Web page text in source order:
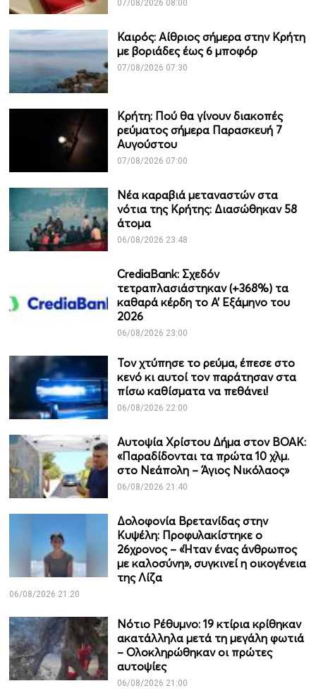
07/08/2026 08:00
Καιρός: Αίθριος σήμερα στην Κρήτη
με βοριάδες έως 6 μποφόρ
07/08/2026 07:30
Κρήτη: Πού θα γίνουν διακοπές
ρεύματος σήμερα Παρασκευή 7
Αυγούστου
07/08/2026 07:00
Νέα καραβιά μεταναστών στα
νότια της Κρήτης: Διασώθηκαν 58
άτομα
06/08/2026 23:48
CrediaBank: Σχεδόν
τετραπλασιάστηκαν (+368%) τα
καθαρά κέρδη το Α’ Εξάμηνο του
2026
06/08/2026 23:00
Τον χτύπησε το ρεύμα, έπεσε στο
κενό κι αυτοί τον παράτησαν στα
πίσω καθίσματα να πεθάνει!
06/08/2026 22:00
Αυτοψία Χρίστου Δήμα στον ΒΟΑΚ:
«Παραδίδονται τα πρώτα 10 χλμ.
στο Νεάπολη – Άγιος Νικόλαος»
06/08/2026 21:40
Δολοφονία Βρετανίδας στην
Κυψέλη: Προφυλακίστηκε ο
26χρονος – «Ήταν ένας άνθρωπος
με καλοσύνη», συγκινεί η οικογένεια
της Λίζα
06/08/2026 21:20
Νότιο Ρέθυμνο: 19 κτίρια κρίθηκαν
ακατάλληλα μετά τη μεγάλη φωτιά
– Ολοκληρώθηκαν οι πρώτες
αυτοψίες
06/08/2026 21:00